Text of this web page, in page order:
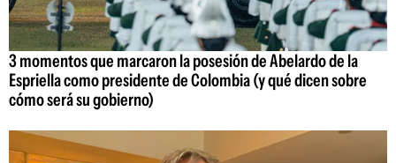
3 momentos que marcaron la posesión de Abelardo de la
Espriella como presidente de Colombia (y qué dicen sobre
cómo será su gobierno)